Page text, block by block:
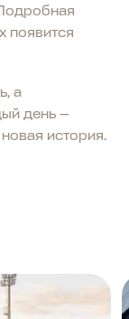
появится
а
день —
история.